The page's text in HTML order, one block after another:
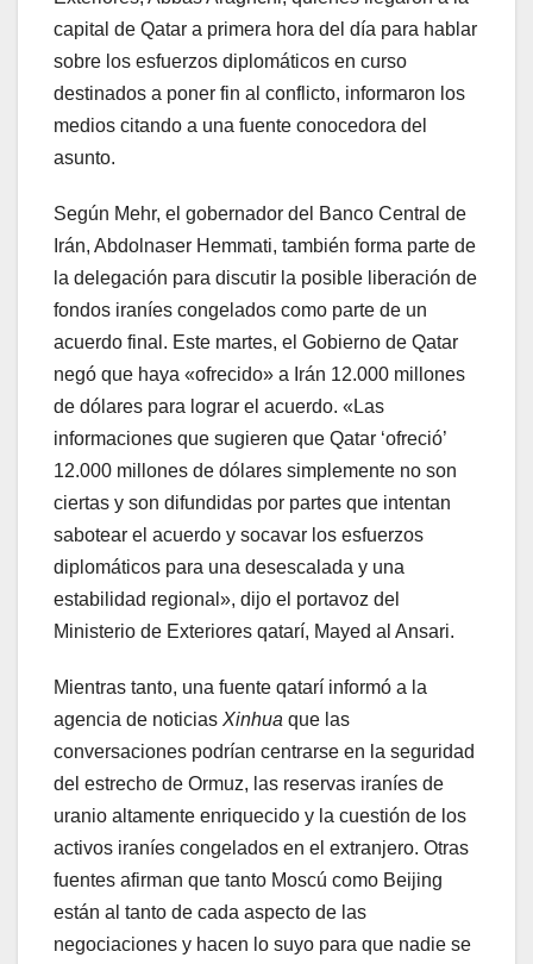
capital de Qatar a primera hora del día para hablar
sobre los esfuerzos diplomáticos en curso
destinados a poner fin al conflicto, informaron los
medios citando a una fuente conocedora del
asunto.
Según Mehr, el gobernador del Banco Central de
Irán, Abdolnaser Hemmati, también forma parte de
la delegación para discutir la posible liberación de
fondos iraníes congelados como parte de un
acuerdo final. Este martes, el Gobierno de Qatar
negó que haya «ofrecido» a Irán 12.000 millones
de dólares para lograr el acuerdo. «Las
informaciones que sugieren que Qatar ‘ofreció’
12.000 millones de dólares simplemente no son
ciertas y son difundidas por partes que intentan
sabotear el acuerdo y socavar los esfuerzos
diplomáticos para una desescalada y una
estabilidad regional», dijo el portavoz del
Ministerio de Exteriores qatarí, Mayed al Ansari.
Mientras tanto, una fuente qatarí informó a la
agencia de noticias Xinhua que las
conversaciones podrían centrarse en la seguridad
del estrecho de Ormuz, las reservas iraníes de
uranio altamente enriquecido y la cuestión de los
activos iraníes congelados en el extranjero. Otras
fuentes afirman que tanto Moscú como Beijing
están al tanto de cada aspecto de las
negociaciones y hacen lo suyo para que nadie se